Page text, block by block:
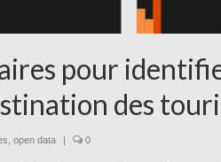
pour
des
open data | 0